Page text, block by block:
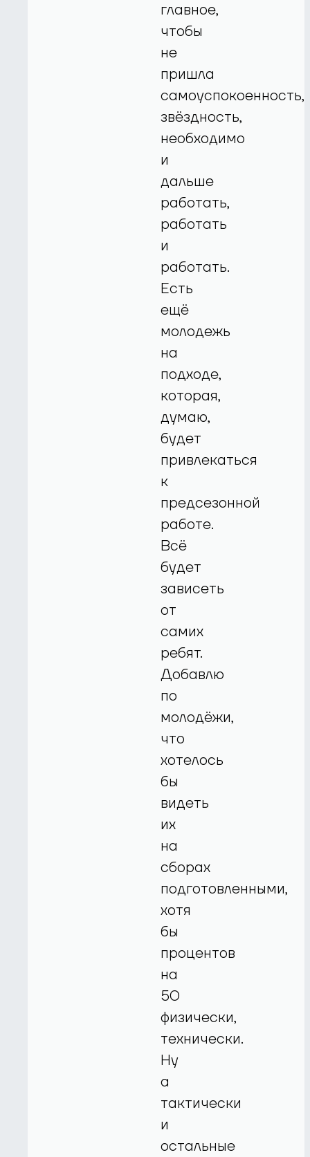
главное,
чтобы
не
пришла
самоуспокоенность,
звёздность,
необходимо
и
дальше
работать,
работать
и
работать.
Есть
ещё
молодежь
на
подходе,
которая,
думаю,
будет
привлекаться
к
предсезонной
работе.
Всё
будет
зависеть
от
самих
ребят.
Добавлю
по
молодёжи,
что
хотелось
бы
видеть
их
на
сборах
подготовленными,
хотя
бы
процентов
на
50
физически,
технически.
Ну
а
тактически
и
остальные